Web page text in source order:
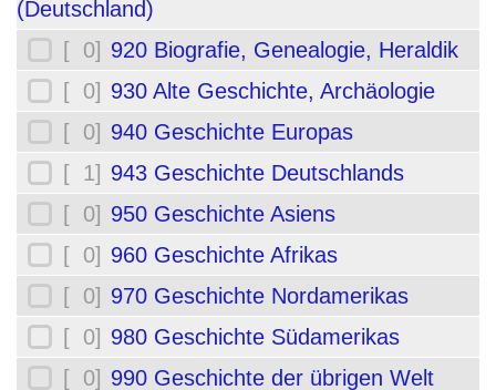
(Deutschland)
[ 0] 920 Biografie, Genealogie, Heraldik
[ 0] 930 Alte Geschichte, Archäologie
[ 0] 940 Geschichte Europas
[ 1] 943 Geschichte Deutschlands
[ 0] 950 Geschichte Asiens
[ 0] 960 Geschichte Afrikas
[ 0] 970 Geschichte Nordamerikas
[ 0] 980 Geschichte Südamerikas
[ 0] 990 Geschichte der übrigen Welt